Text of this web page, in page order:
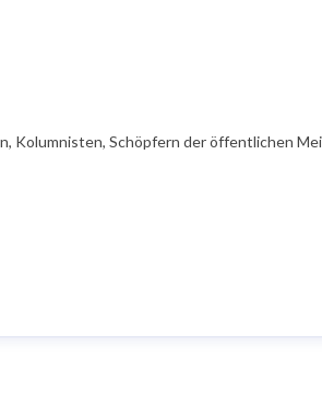
Kolumnisten, Schöpfern der öffentlichen